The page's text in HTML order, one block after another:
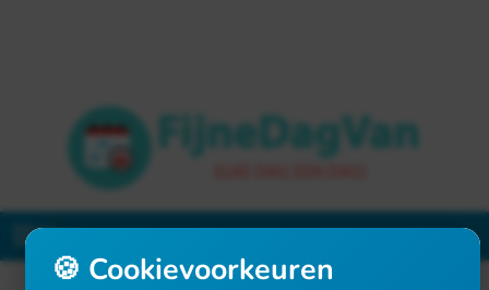
Menu
🍪 Cookievoorkeuren